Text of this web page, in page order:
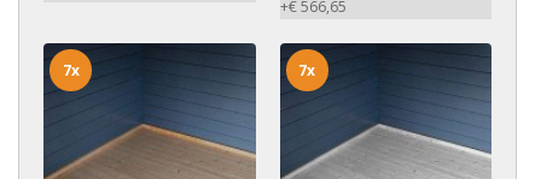
+€ 566,65
7x 7x